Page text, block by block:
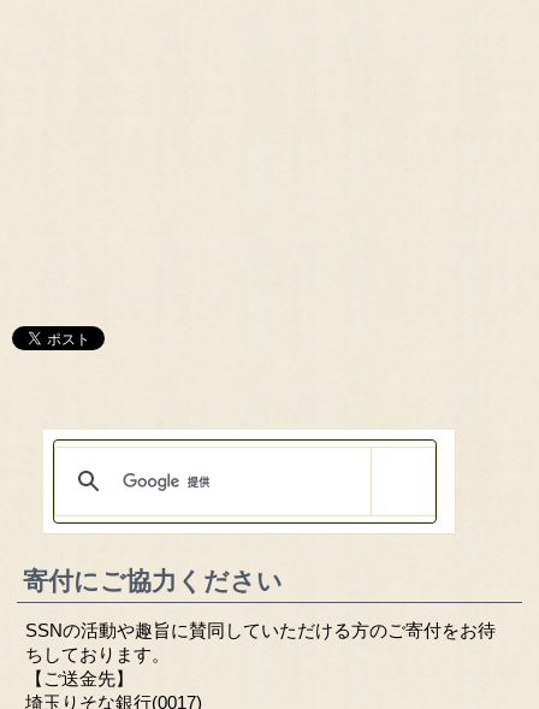
寄付にご協力ください
SSNの活動や趣旨に賛同していただける方のご寄付をお待
ちしております。
【ご送金先】
埼玉りそな銀行(0017)